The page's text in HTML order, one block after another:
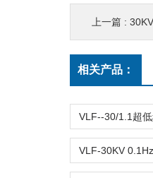
上一篇 :
相关产品：
VLF--30/1.1超